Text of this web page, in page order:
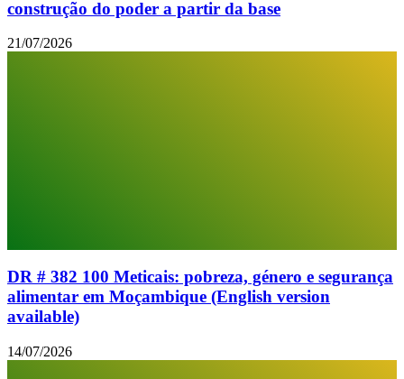
construção do poder a partir da base
21/07/2026
DR # 382 100 Meticais: pobreza, género e segurança
alimentar em Moçambique (English version
available)
14/07/2026